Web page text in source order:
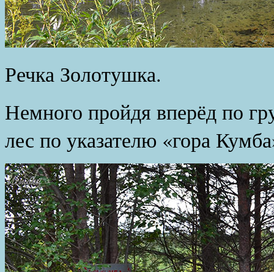
Речка Золотушка.
Немного пройдя вперёд по
лес по указателю «гора